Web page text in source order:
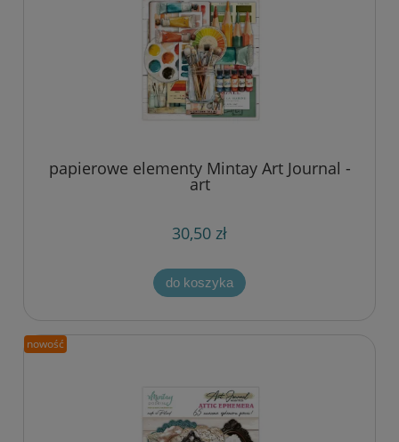
papierowe elementy Mintay Art Journal -
art
30,50 zł
do koszyka
nowość